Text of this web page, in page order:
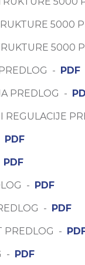
5000
5000
- PDF
PREDLOG -
REGULACIJE
PDF
PDF
- PDF
- PDF
PREDLOG -
- PDF